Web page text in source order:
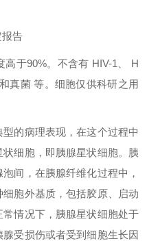
告
于90%。不含有 HIV-1、 H
真菌 等。细胞仅供科研之用
的病理表现，在这个过程中
细胞，即胰腺星状细胞。胰
间，在胰腺纤维化过程中，
胞外基质，包括胶原、启动
情况下，胰腺星状细胞处于
受损伤或者受到细胞生长因